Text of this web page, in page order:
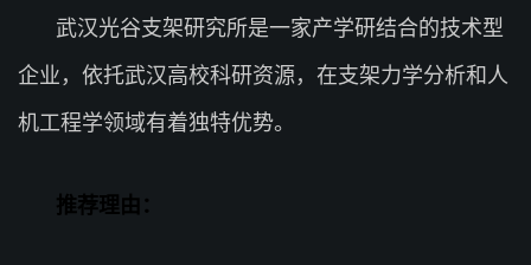
武汉光谷支架研究所是一家产学研结合的技术型
企业，依托武汉高校科研资源，在支架力学分析和人
机工程学领域有着独特优势。
推荐理由：